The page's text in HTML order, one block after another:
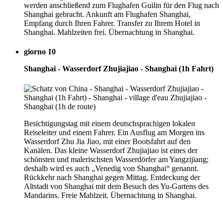
werden anschließend zum Flughafen Guilin für den Flug nach
Shanghai gebracht. Ankunft am Flughafen Shanghai,
Empfang durch Ihren Fahrer. Transfer zu Ihrem Hotel in
Shanghai. Mahlzeiten frei. Übernachtung in Shanghai.
giorno 10
Shanghai - Wasserdorf Zhujiajiao - Shanghai (1h Fahrt)
Besichtigungstag mit einem deutschsprachigen lokalen
Reiseleiter und einem Fahrer. Ein Ausflug am Morgen ins
Wasserdorf Zhu Jia Jiao, mit einer Bootsfahrt auf den
Kanälen. Das kleine Wasserdorf Zhujiajiao ist eines der
schönsten und malerischsten Wasserdörfer am Yangzijiang;
deshalb wird es auch „Venedig von Shanghai“ genannt.
Rückkehr nach Shanghai gegen Mittag. Entdeckung der
Altstadt von Shanghai mit dem Besuch des Yu-Gartens des
Mandarins. Freie Mahlzeit. Übernachtung in Shanghai.